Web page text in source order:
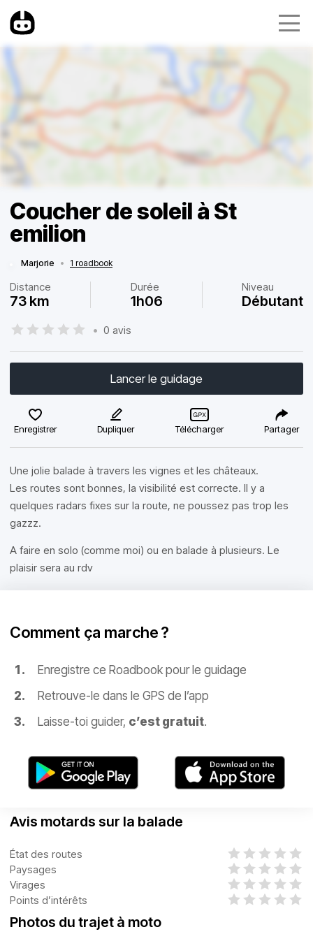
Coucher de soleil à St
emilion
Marjorie • 1 roadbook
Distance
73 km
Durée
1h06
Niveau
Débutant
• 0 avis
Lancer le guidage
Enregistrer Dupliquer Télécharger Partager
Une jolie balade à travers les vignes et les châteaux.
Les routes sont bonnes, la visibilité est correcte. Il y a
quelques radars fixes sur la route, ne poussez pas trop les
gazzz.
A faire en solo (comme moi) ou en balade à plusieurs. Le
plaisir sera au rdv
Comment ça marche ?
Enregistre ce Roadbook pour le guidage
Retrouve-le dans le GPS de l’app
Laisse-toi guider, c’est gratuit.
Avis motards sur la balade
État des routes
Paysages
Virages
Points d’intérêts
Photos du trajet à moto